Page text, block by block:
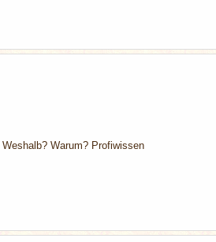
Warum? Profiwissen